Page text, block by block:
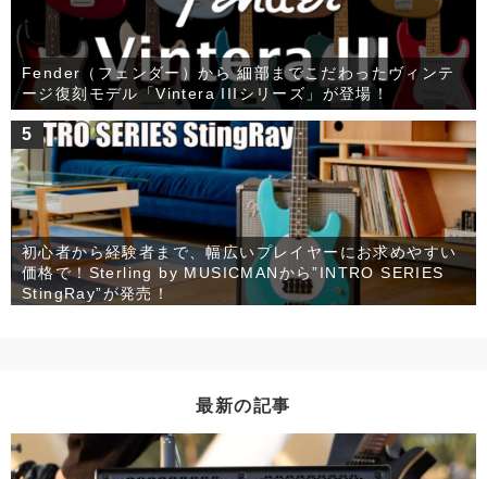
Fender（フェンダー）から 細部までこだわったヴィンテ
ージ復刻モデル「Vintera IIIシリーズ」が登場！
5
初心者から経験者まで、幅広いプレイヤーにお求めやすい
価格で！Sterling by MUSICMANから”INTRO SERIES
StingRay”が発売！
最新の記事